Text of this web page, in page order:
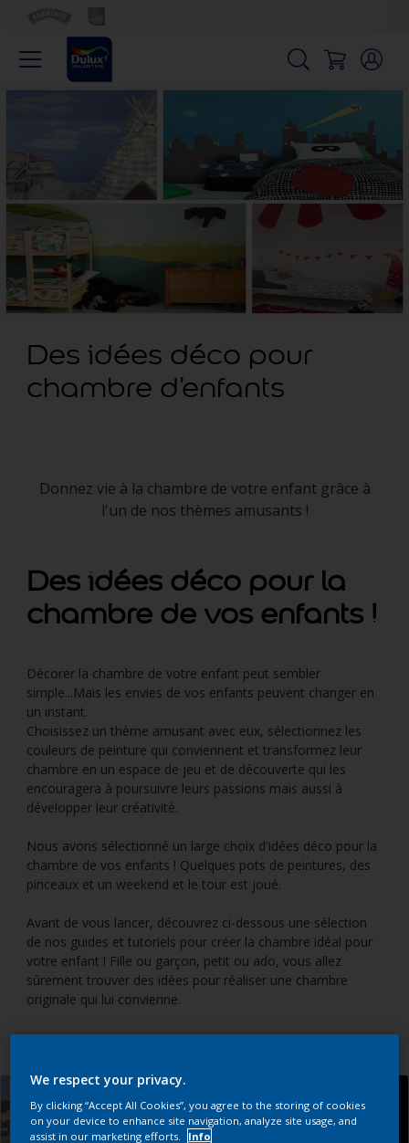
Des idées déco pour
chambre d'enfants
Donnez vie à la chambre de votre enfant grâce à
l'un de nos thèmes amusants !
Des idées déco pour la
chambre de vos enfants !
Décorer la chambre de votre enfant peut sembler
simple...Mais les envies de vos enfants peuvent changer en
un instant.
Choisissez un thème amusant avec eux, sélectionnez les
couleurs de peinture qui conviennent et transformez leur
chambre en un espace de jeu et de découverte qui les
encouragera à poursuivre leurs passions mais aussi à
développer leur créativité.
Nous avons sélectionné un large choix d'idées déco pour la
chambre de vos enfants ! Quelques pots de peintures, des
pinceaux et un weekend et le tour est joué.
Avant de vous lancer, découvrez ci-dessous une sélection
de nos guides et tutoriels pour créer la chambre idéal pour
votre enfant ! Fille ou garçon, petit ou ado, vous allez
sûrement trouver des idées pour réaliser une chambre
originale qui lui convienne.
We respect your privacy.
By clicking “Accept All Cookies”, you agree to the storing of cookies
on your device to enhance site navigation, analyze site usage, and
assist in our marketing efforts.
Info